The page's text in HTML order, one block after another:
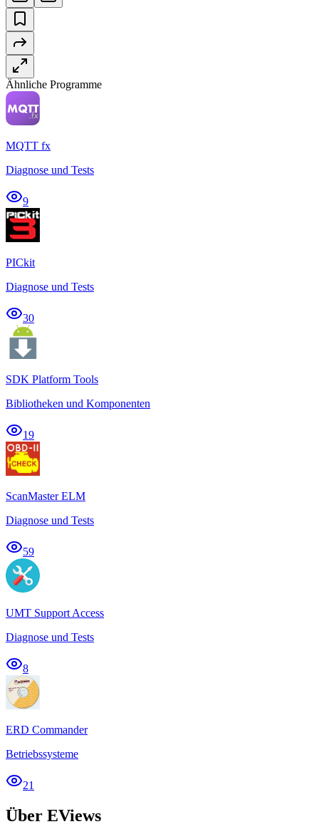
Ähnliche Programme
MQTT fx
Diagnose und Tests
9
PICkit
Diagnose und Tests
30
SDK Platform Tools
Bibliotheken und Komponenten
19
ScanMaster ELM
Diagnose und Tests
59
UMT Support Access
Diagnose und Tests
8
ERD Commander
Betriebssysteme
21
Über EViews